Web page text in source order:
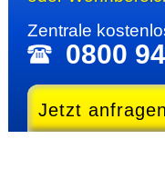
Zentrale
0800
Jetzt anfragen